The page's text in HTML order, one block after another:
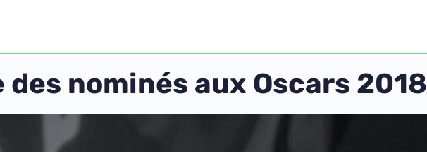
nominés aux Oscars 2018